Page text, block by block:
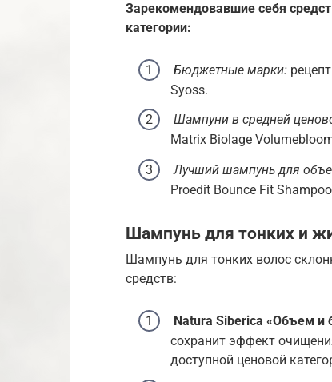
Зарекомендовавшие себя
категории:
Бюджетные марки:
Syoss.
Шампуни в средней
Matrix Biolage
Лучший шампунь для
Proedit Bounce Fit
Шампунь для тонких и
Шампунь для тонких волос
средств:
Natura Siberica «Объем и
сохранит эффект
доступной ценовой